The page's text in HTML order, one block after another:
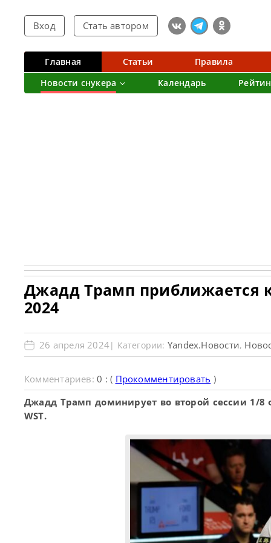
Вход Стать автором
Главная Статьи
Правила
Новости снукера
Календарь
Джадд Трамп приближается
2024
26 апреля 2024| Категории: Yandex.Новости,
Комментариев:0 : ( Прокомментировать )
Джадд Трамп доминирует во второй сессии 1/
WST.